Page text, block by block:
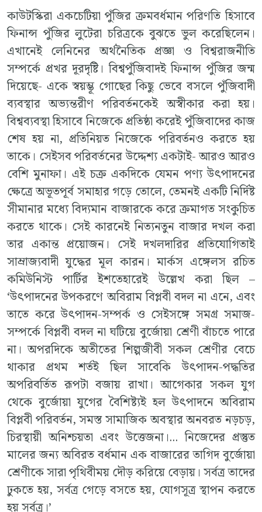
কাউটস্কিরা একচেটিয়া পুঁজির ক্রমবর্ধমান পরিণতি হিসাবে
ফিনান্স পুঁজির লুটেরা চরিত্রকে বুঝতে ভুল করেছিলেন।
এখানেই লেনিনের অর্থনৈতিক প্রজ্ঞা ও বিশ্বরাজনীতি
সম্পর্কে প্রখর দূরদৃষ্টি। বিশ্বপুঁজিবাদই ফিনান্স পুঁজির জন্ম
দিয়েছে- একে স্বয়ম্ভূ গোছের কিছু ভেবে বসলে পুঁজিবাদী
ব্যবস্থার অভ্যন্তরীণ পরিবর্তনকেই অস্বীকার করা হয়।
বিশ্বব্যবস্থা হিসাবে নিজেকে প্রতিষ্ঠা করেই পুঁজিবাদের কাজ
শেষ হয় না, প্রতিনিয়ত নিজেকে পরিবর্তনও করতে হয়
তাকে। সেইসব পরিবর্তনের উদ্দেশ্য একটাই- আরও আরও
বেশি মুনাফা। এই চক্র একদিকে যেমন পণ্য উৎপাদনের
ক্ষেত্রে অভূতপূর্ব সমাহার গড়ে তোলে, তেমনই একটি নির্দিষ্ট
সীমানার মধ্যে বিদ্যমান বাজারকে করে ক্রমাগত সংকুচিত
করতে থাকে। সেই কারনেই নিত্যনতুন বাজার দখল করা
তার একান্ত প্রয়োজন। সেই দখলদারির প্রতিযোগিতাই
সাম্রাজ্যবাদী যুদ্ধের মূল কারন। মার্কস এঙ্গেলস রচিত
কমিউনিস্ট পার্টির ইশতেহারেই উল্লেখ করা ছিল –
‘উৎপাদনের উপকরণে অবিরাম বিপ্লবী বদল না এনে, এবং
তাতে করে উৎপাদন-সম্পর্ক ও সেইসঙ্গে সমগ্র সমাজ-
সম্পর্কে বিপ্লবী বদল না ঘটিয়ে বুর্জোয়া শ্ৰেণী বাঁচতে পারে
না। অপরদিকে অতীতের শিল্পজীবী সকল শ্রেণীর বেচে
থাকার প্রথম শর্তই ছিল সাবেকি উৎপাদন-পদ্ধতির
অপরিবর্তিত রূপটা বজায় রাখা। আগেকার সকল যুগ
থেকে বুর্জোয়া যুগের বৈশিষ্ট্যই হল উৎপাদনে অবিরাম
বিপ্লবী পরিবর্তন, সমস্ত সামাজিক অবস্থার অনবরত নড়চড়,
চিরস্থায়ী অনিশ্চয়তা এবং উত্তেজনা।... নিজেদের প্রস্তুত
মালের জন্য অবিরত বর্ধমান এক বাজারের তাগিদ বুর্জোয়া
শ্রেণীকে সারা পৃথিবীময় দৌড় করিয়ে বেড়ায়। সর্বত্র তাদের
ঢুকতে হয়, সর্বত্র গেড়ে বসতে হয়, যোগসূত্র স্থাপন করতে
হয় সর্বত্র।’